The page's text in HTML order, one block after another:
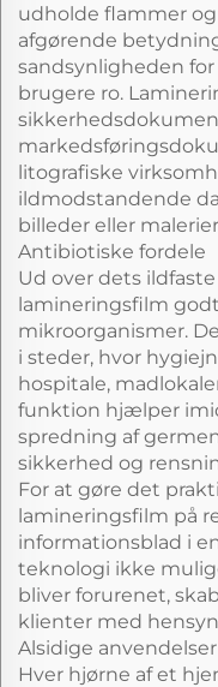
udholde flammer
afgørende
sandsynligheden
brugere ro.
litografiske
ildmodstandende
billeder eller
Antibiotiske fordele
Ud over dets
lamineringsfilm
mikroorganismer.
i steder, hvor
hospitale,
funktion hjælper
spredning af
sikkerhed og
For at gøre det
lamineringsfilm på
informationsblad i
teknologi ikke
bliver forurenet,
klienter med
Alsidige anvendelser
Hver hjørne af et